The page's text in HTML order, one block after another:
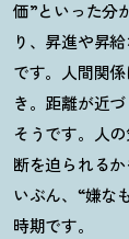
価”といった分
り、昇進や昇
です。人間関
き。距離が近
そうです。人
断を迫られる
いぶん、“嫌な
時期です。